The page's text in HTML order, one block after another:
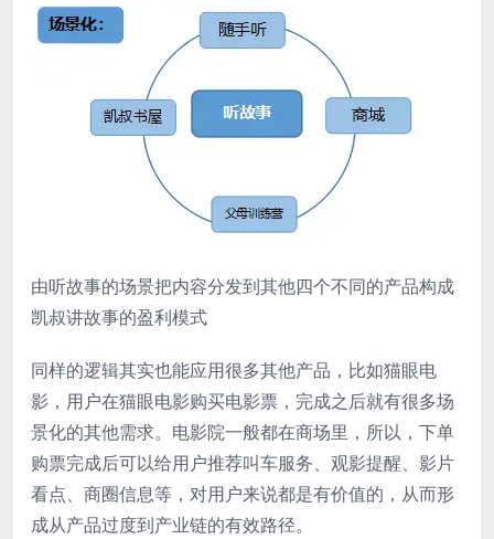
由听故事的场景把内容分发到其他四个不同的产品构成
凯叔讲故事的盈利模式
同样的逻辑其实也能应用很多其他产品，比如猫眼电
影，用户在猫眼电影购买电影票，完成之后就有很多场
景化的其他需求。电影院一般都在商场里，所以，下单
购票完成后可以给用户推荐叫车服务、观影提醒、影片
看点、商圈信息等，对用户来说都是有价值的，从而形
成从产品过度到产业链的有效路径。